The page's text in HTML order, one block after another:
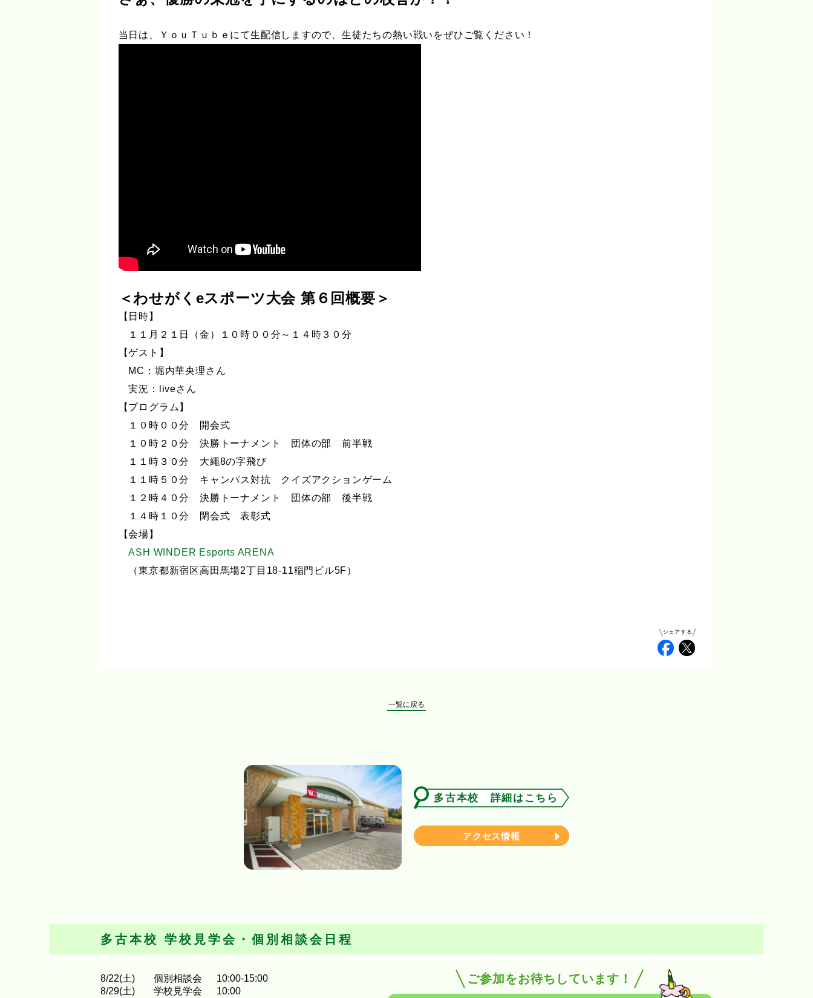
当日は、ＹｏｕＴｕｂｅにて生配信しますので、生徒たちの熱い戦いをぜひご覧ください！
＜わせがくeスポーツ大会 第６回概要＞
【日時】
１１月２１日（金）１０時００分～１４時３０分
【ゲスト】
MC：堀内華央理さん
実況：liveさん
【プログラム】
１０時００分 開会式
１０時２０分 決勝トーナメント 団体の部 前半戦
１１時３０分 大繩8の字飛び
１１時５０分 キャンパス対抗 クイズアクションゲーム
１２時４０分 決勝トーナメント 団体の部 後半戦
１４時１０分 閉会式 表彰式
【会場】
ASH WINDER Esports ARENA
（東京都新宿区高田馬場2丁目18-11稲門ビル5F）
シェアする
Facebook
Twitter
一覧に戻る
多古本校 詳細はこちら
アクセス情報
多古本校 学校見学会・個別相談会日程
8/22(土) 個別相談会
10:00-15:00
8/29(土) 学校見学会
10:00
ご参加をお待ちしています！